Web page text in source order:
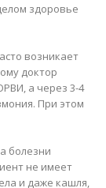
здоровье
возникает
доктор
а через 3-4
При этом
болезни
не имеет
и даже кашля,